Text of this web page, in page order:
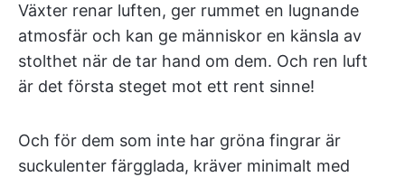
Växter renar luften, ger rummet en lugnande
atmosfär och kan ge människor en känsla av
stolthet när de tar hand om dem. Och ren luft
är det första steget mot ett rent sinne!
Och för dem som inte har gröna fingrar är
suckulenter färgglada, kräver minimalt med